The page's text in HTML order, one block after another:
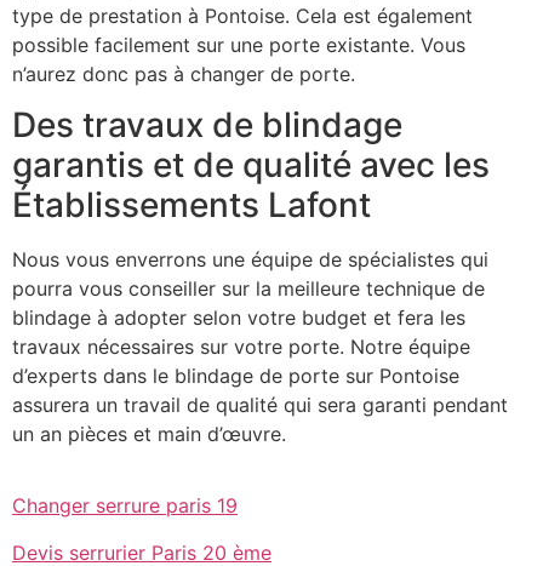
type de prestation à Pontoise. Cela est également
possible facilement sur une porte existante. Vous
n’aurez donc pas à changer de porte.
Des travaux de blindage
garantis et de qualité avec les
Établissements Lafont
Nous vous enverrons une équipe de spécialistes qui
pourra vous conseiller sur la meilleure technique de
blindage à adopter selon votre budget et fera les
travaux nécessaires sur votre porte. Notre équipe
d’experts dans le blindage de porte sur Pontoise
assurera un travail de qualité qui sera garanti pendant
un an pièces et main d’œuvre.
Changer serrure paris 19
Devis serrurier Paris 20 ème